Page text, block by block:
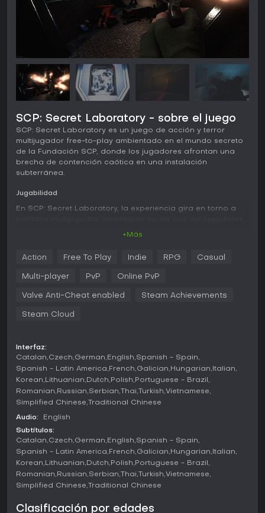
SCP: Secret Laboratory - sobre el juego
SCP: Secret Laboratory es un juego de acción y terror
multijugador free-to-play ambientado en el mundo secreto
de la Fundación SCP, donde los jugadores afrontan una
brecha de contención caótica en una instalación
subterránea.
Jugabilidad
En SCP: Secret Laboratory, la experiencia gira en torno a
prisionero Class-D, buscando armas para huir. Los
Guardias de la Instalación defienden inicialmente contra las
por la supervivencia, el trabajo en equipo y las traiciones,
electrocutar intrusos o sellar mamparos para cortar
combate incluye armas de fuego, habilidades de SCP y
peligros ambientales, todo en un sitio laberíntico dividido en
zonas como Light Containment para las clases iniciales y
Heavy Containment para las anomalías.
Las mecánicas fomentan interacciones dinámicas, donde
cumplir objetivos como evacuar o recontener. Las entidades
SCP, controlables por jugadores, tienen poderes únicos
para cazar a los demás, incorporando terror mediante
persecuciones y emboscadas. El motor Unity permite
movimientos fluidos y chat de voz, lo que genera alianzas
tensas que cambian según los roles asignados en cada
ronda.
Modos de juego
+Más
Action Free To Play Indie RPG Casual
Multi-player PvP Online PvP
Valve Anti-Cheat enabled Steam Achievements
Steam Cloud
Interfaz:
Catalan Czech German English Spanish - Spain
Spanish - Latin America French Galician Hungarian Italian
Korean Lithuanian Dutch Polish Portuguese - Brazil
Romanian Russian Serbian Thai Turkish Vietnamese
Simplified Chinese
Traditional Chinese
Audio:
English
Subtítulos:
Catalan Czech German English Spanish - Spain
Spanish - Latin America French Galician Hungarian Italian
Korean Lithuanian Dutch Polish Portuguese - Brazil
Romanian Russian Serbian Thai Turkish Vietnamese
Simplified Chinese
Traditional Chinese
Clasificación por edades